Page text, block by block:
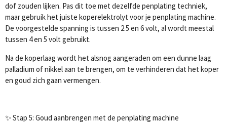
dof zouden lijken. Pas dit toe met dezelfde penplating techniek,
maar gebruik het juiste koperelektrolyt voor je penplating machine.
De voorgestelde spanning is tussen 2.5 en 6 volt, al wordt meestal
tussen 4 en 5 volt gebruikt.
Na de koperlaag wordt het alsnog aangeraden om een dunne laag
palladium of nikkel aan te brengen, om te verhinderen dat het koper
en goud zich gaan vermengen.
✨ Stap 5: Goud aanbrengen met de penplating machine